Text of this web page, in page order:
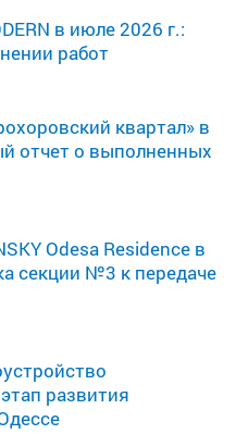
в июле 2026 г.:
работ
квартал» в
отчет о выполненных
Odesa Residence в
секции №3 к передаче
развития